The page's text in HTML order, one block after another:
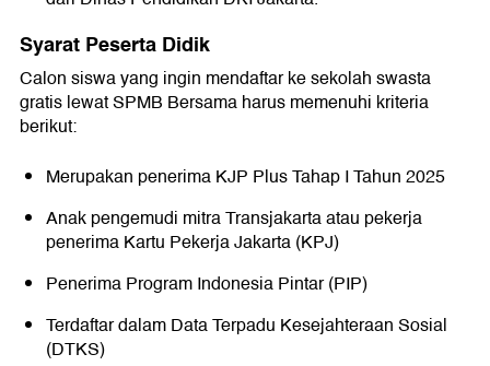
Syarat Peserta Didik
Calon siswa yang ingin mendaftar ke sekolah swasta
gratis lewat SPMB Bersama harus memenuhi kriteria
berikut:
Merupakan penerima KJP Plus Tahap I Tahun 2025
Anak pengemudi mitra Transjakarta atau pekerja
penerima Kartu Pekerja Jakarta (KPJ)
Penerima Program Indonesia Pintar (PIP)
Terdaftar dalam Data Terpadu Kesejahteraan Sosial
(DTKS)